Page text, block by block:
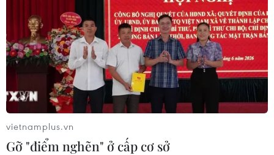
vietnamplus.vn
Gỡ "điểm nghẽn" ở cấp cơ sở